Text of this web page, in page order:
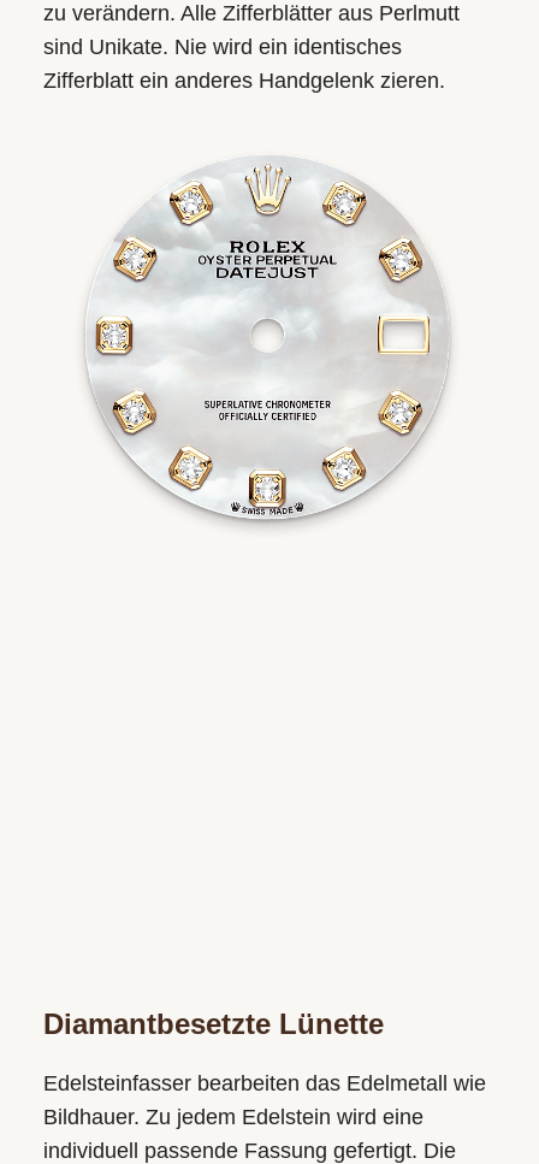
zu verändern. Alle Zifferblätter aus Perlmutt
sind Unikate. Nie wird ein identisches
Zifferblatt ein anderes Handgelenk zieren.
Diamantbesetzte Lünette
Edelsteinfasser bearbeiten das Edelmetall wie
Bildhauer. Zu jedem Edelstein wird eine
individuell passende Fassung gefertigt. Die